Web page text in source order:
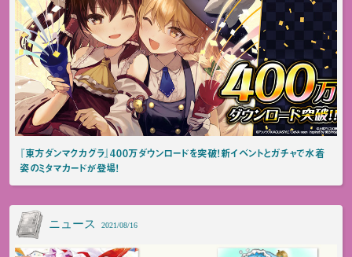
『東方ダンマクカグラ』400万ダウンロードを突破！新イベントとガチャで水着
姿のミタマカードが登場！
ニュース 2021/08/16